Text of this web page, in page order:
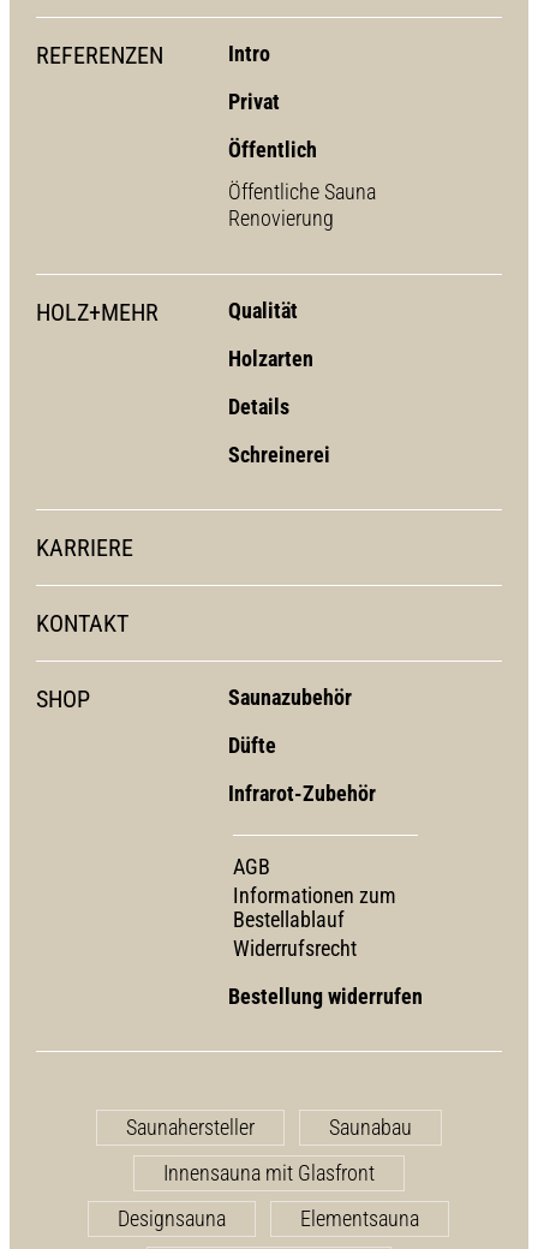
REFERENZEN
Intro
Privat
Öffentlich
Öffentliche Sauna
Renovierung
HOLZ+MEHR
Qualität
Holzarten
Details
Schreinerei
KARRIERE
KONTAKT
SHOP
Saunazubehör
Düfte
Infrarot-Zubehör
AGB
Informationen zum
Bestellablauf
Widerrufsrecht
Bestellung widerrufen
Saunahersteller
Saunabau
Innensauna mit Glasfront
Designsauna
Elementsauna